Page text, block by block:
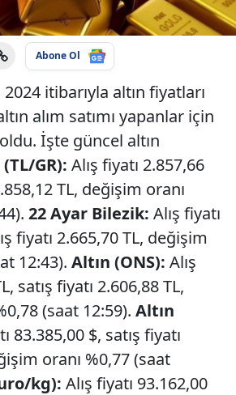
Abone Ol
itibarıyla altın fiyatları
alım satımı yapanlar için
İşte güncel altın
GR): Alış fiyatı 2.857,66
TL, değişim oranı
22 Ayar Bilezik: Alış fiyatı
fiyatı 2.665,70 TL, değişim
12:43). Altın (ONS): Alış
satış fiyatı 2.606,88 TL,
(saat 12:59). Altın
83.385,00 $, satış fiyatı
oranı %0,77 (saat
kg): Alış fiyatı 93.162,00